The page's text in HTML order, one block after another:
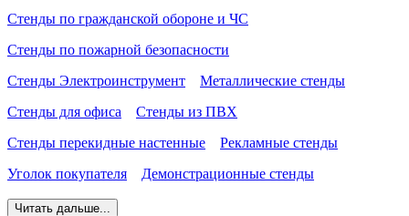
Стенды по гражданской обороне и ЧС
Стенды по пожарной безопасности
Стенды Электроинструмент
Металлические стенды
Стенды для офиса
Стенды из ПВХ
Стенды перекидные настенные
Рекламные стенды
Уголок покупателя
Демонстрационные стенды
Читать дальше...